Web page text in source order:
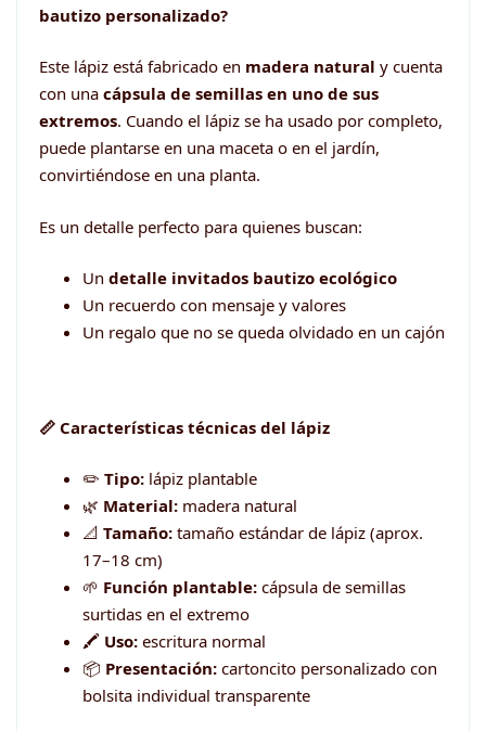
bautizo personalizado?
Este lápiz está fabricado en madera natural y cuenta
con una cápsula de semillas en uno de sus
extremos. Cuando el lápiz se ha usado por completo,
puede plantarse en una maceta o en el jardín,
convirtiéndose en una planta.
Es un detalle perfecto para quienes buscan:
Un detalle invitados bautizo ecológico
Un recuerdo con mensaje y valores
Un regalo que no se queda olvidado en un cajón
📏 Características técnicas del lápiz
✏️ Tipo: lápiz plantable
🌿 Material: madera natural
📐 Tamaño: tamaño estándar de lápiz (aprox.
17–18 cm)
🌱 Función plantable: cápsula de semillas
surtidas en el extremo
🖍️ Uso: escritura normal
📦 Presentación: cartoncito personalizado con
bolsita individual transparente